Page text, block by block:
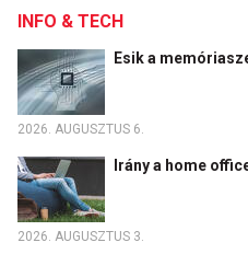
INFO & TECH
Esik a
2026. AUGUSZTUS 6.
Irány a home
2026. AUGUSZTUS 3.